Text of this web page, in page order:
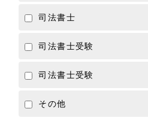
司法書士
司法書士受験
司法書士受験
その他